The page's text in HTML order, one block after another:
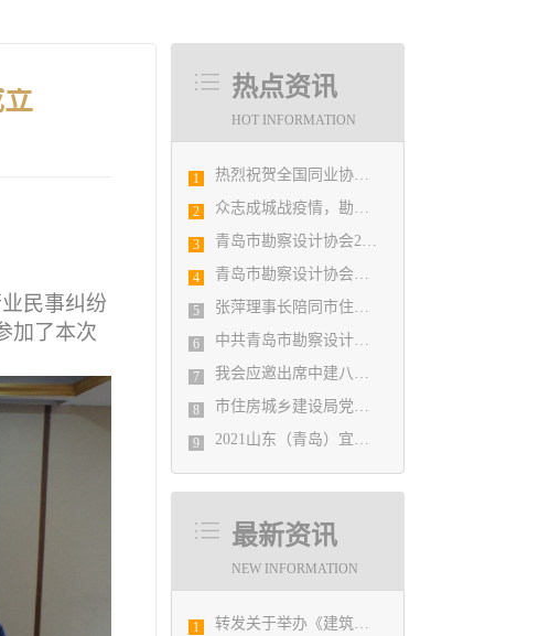
热点资讯
HOT INFORMATION
1 热烈祝贺全国同业协会共庆新中国成立七十周年大会在广州成功举办 我市工程勘察设计行业获得多项荣誉称号
2 众志成城战疫情，勘察设计行业在行动
3 青岛市勘察设计协会2020年度第一次理事会顺利召开
4 青岛市勘察设计协会陪同市住房和城乡建设局刘波副局长走访调研会员单位
5 张萍理事长陪同市住房和城乡建设局赴陇南开展东西部扶贫协作工作
6 中共青岛市勘察设计协会党支部日前召开民主生活会
7 我会应邀出席中建八局四公司设计管理研究院揭牌仪式
8 市住房城乡建设局党组书记、局长陈勇调研市勘察设计协会及所属审图机构
9 2021山东（青岛）宜居博览会盛大开幕
最新资讯
NEW INFORMATION
1 转发关于举办《建筑电气与智能化通用规范》 GB55024-2022公益宣贯的通知
民事纠纷
加了本次